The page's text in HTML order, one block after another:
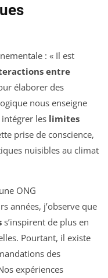
: « Il est
entre
élaborer des
nous enseigne
les limites
prise de conscience,
nuisibles au climat
ONG
années, j’observe que
s’inspirent de plus en
Pourtant, il existe
des
expériences